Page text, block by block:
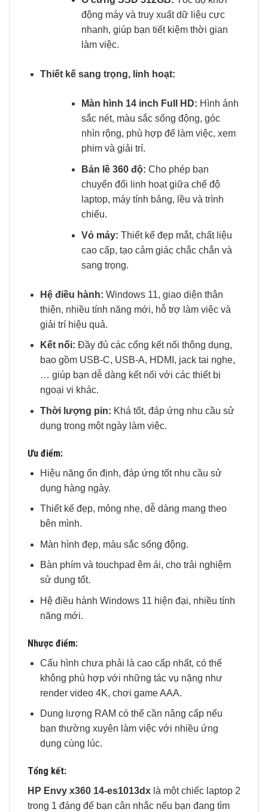
động máy và truy xuất dữ liệu cực
nhanh, giúp bạn tiết kiệm thời gian
làm việc.
Thiết kế sang trọng, linh hoạt:
Màn hình 14 inch Full HD: Hình ảnh
sắc nét, màu sắc sống động, góc
nhìn rộng, phù hợp để làm việc, xem
phim và giải trí.
Bản lề 360 độ: Cho phép bạn
chuyển đổi linh hoạt giữa chế độ
laptop, máy tính bảng, lều và trình
chiếu.
Vỏ máy: Thiết kế đẹp mắt, chất liệu
cao cấp, tạo cảm giác chắc chắn và
sang trọng.
Hệ điều hành: Windows 11, giao diện thân
thiện, nhiều tính năng mới, hỗ trợ làm việc và
giải trí hiệu quả.
Kết nối: Đầy đủ các cổng kết nối thông dụng,
bao gồm USB-C, USB-A, HDMI, jack tai nghe,
… giúp bạn dễ dàng kết nối với các thiết bị
ngoại vi khác.
Thời lượng pin: Khá tốt, đáp ứng nhu cầu sử
dụng trong một ngày làm việc.
Ưu điểm:
Hiệu năng ổn định, đáp ứng tốt nhu cầu sử
dụng hàng ngày.
Thiết kế đẹp, mỏng nhẹ, dễ dàng mang theo
bên mình.
Màn hình đẹp, màu sắc sống động.
Bàn phím và touchpad êm ái, cho trải nghiệm
sử dụng tốt.
Hệ điều hành Windows 11 hiện đại, nhiều tính
năng mới.
Nhược điểm:
Cấu hình chưa phải là cao cấp nhất, có thể
không phù hợp với những tác vụ nặng như
render video 4K, chơi game AAA.
Dung lượng RAM có thể cần nâng cấp nếu
bạn thường xuyên làm việc với nhiều ứng
dụng cùng lúc.
Tổng kết:
HP Envy x360 14-es1013dx là một chiếc laptop 2
trong 1 đáng để bạn cân nhắc nếu bạn đang tìm